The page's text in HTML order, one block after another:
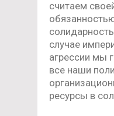
считаем
случае
агрессии мы
все наши
ресурсы в